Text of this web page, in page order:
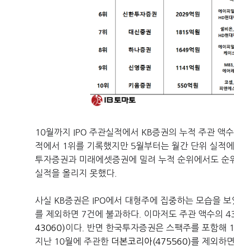
10월까지 IPO 주관실적에서 KB증권의 누적 주관 액
적에서 1위를 기록했지만 5월부터는 월간 단위 실적
투자증권과 미래에셋증권에 밀려 누적 순위에서도
실적을 올리지 못했다.
사실 KB증권은 IPO에서 대형주에 집중하는 모습을
를 제외하면 7건에 불과하다. 이마저도 주관 액수의
43060)이다. 반면 한국투자증권은 스팩주를 포함
지난 10월에 주관한 더본코리아(475560)를 제외하